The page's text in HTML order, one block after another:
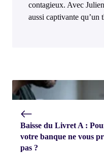
contagieux. Avec
aussi captivante qu’un
Baisse du Livret A :
votre banque ne vous
pas ?